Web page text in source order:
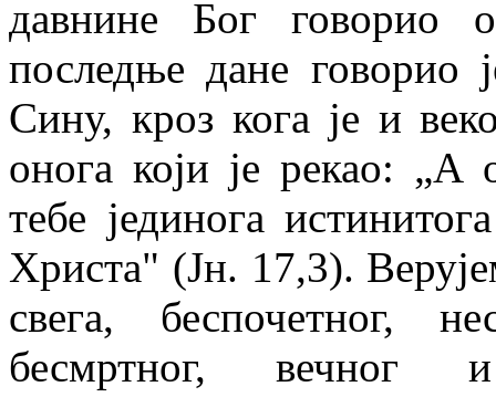
давнине Бог говорио
последње дане говорио
Сину, кроз кога је и
онога који је рекао: „А
тебе јединога
Христа" (Јн. 17,3).
свега, беспочетног,
бесмртног, вечног и